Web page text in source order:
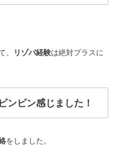
、 リゾバ経験は絶対プラスに
ンビン感じました！
をしました。